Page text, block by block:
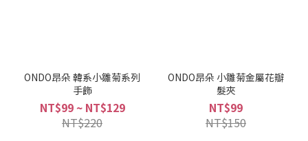
ONDO昂朵 韓系小雛菊系列
手飾
NT$99 ~ NT$129
NT$220
ONDO昂朵 小雛菊金屬花瓣
髮夾
NT$99
NT$150